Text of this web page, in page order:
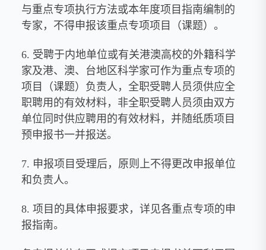
与重点专项执行方法或本年度项目指南编制的
专家，不得申报该重点专项项目（课题）。
6. 受聘于内地单位或有关港澳高校的外籍科学
家及港、澳、台地区科学家可作为重点专项的
项目（课题）负责人，全职受聘人员须供应全
职聘用的有效材料，非全职受聘人员须由双方
单位同时供应聘用的有效材料，并随纸质项目
预申报书一并报送。
7. 申报项目受理后，原则上不得更改申报单位
和负责人。
8. 项目的具体申报要求，详见各重点专项的申
报指南。